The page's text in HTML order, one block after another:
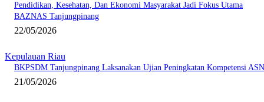
Pendidikan, Kesehatan, Dan Ekonomi Masyarakat Jadi Fokus Utama
BAZNAS Tanjungpinang
22/05/2026
Kepulauan Riau
BKPSDM Tanjungpinang Laksanakan Ujian Peningkatan Kompetensi ASN
21/05/2026